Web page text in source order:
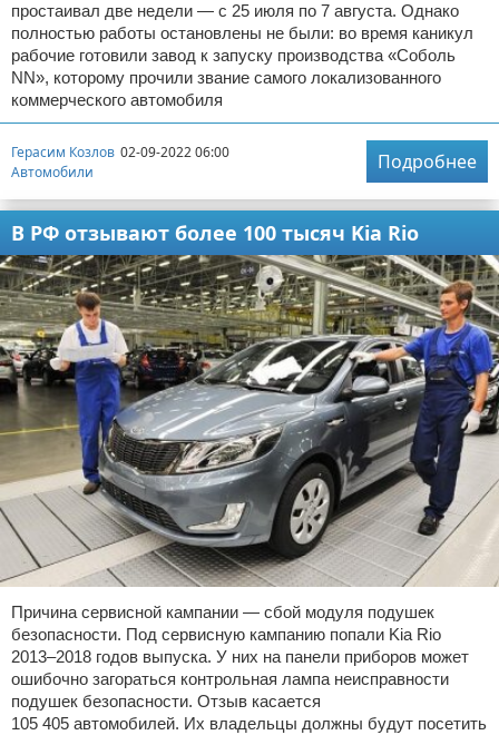
простаивал две недели — с 25 июля по 7 августа. Однако
полностью работы остановлены не были: во время каникул
рабочие готовили завод к запуску производства «Соболь
NN», которому прочили звание самого локализованного
коммерческого автомобиля
Герасим Козлов 02-09-2022 06:00
Автомобили
Подробнее
В РФ отзывают более 100 тысяч Kia Rio
Причина сервисной кампании — сбой модуля подушек
безопасности. Под сервисную кампанию попали Kia Rio
2013–2018 годов выпуска. У них на панели приборов может
ошибочно загораться контрольная лампа неисправности
подушек безопасности. Отзыв касается
105 405 автомобилей. Их владельцы должны будут посетить